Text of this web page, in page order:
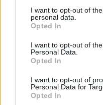
not limited to your visit or
grant or deny consent to
use your data for below
consent section.
I want to opt-out of
personal data.
Opted In
I want to opt-out of
Personal Data.
Opted In
I want to opt-out of
Personal Data for
Opted In
Promocje
FinTech
Hardware PC
Moto
Gaming
Redakcja
Reklama